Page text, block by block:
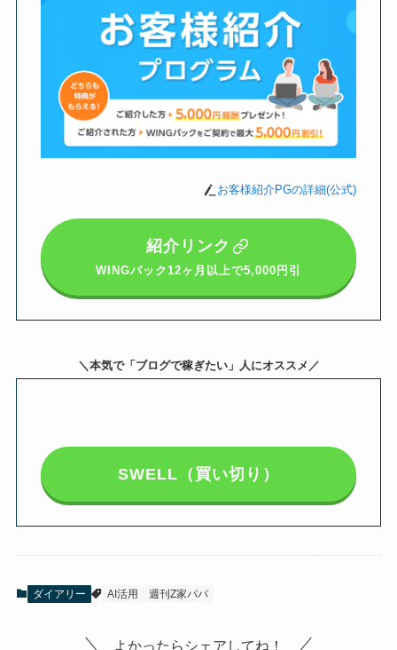
お客様紹介PGの詳細(公式)
紹介リンク
WINGパック12ヶ月以上で5,000円引
＼本気で「ブログで稼ぎたい」人にオススメ／